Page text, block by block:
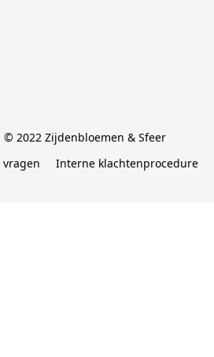
© 2022 Zijdenbloemen & Sfeer
vragen Interne klachtenprocedure